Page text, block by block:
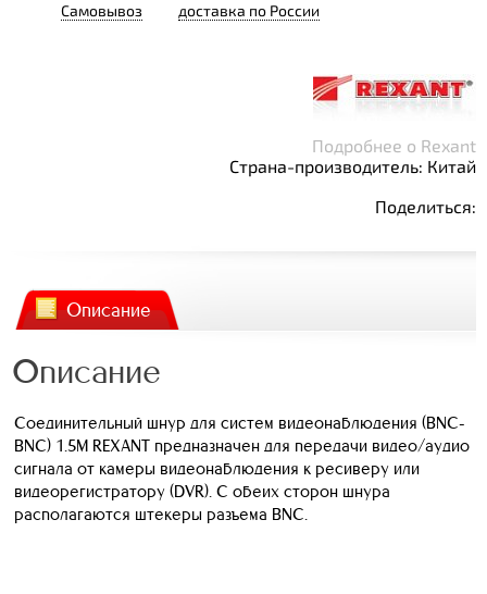
Самовывоз доставка по России
Подробнее о Rexant
Страна-производитель: Китай
Поделиться:
Описание
Описание
Соединительный шнур для систем видеонаблюдения (BNC-
BNC) 1.5М REXANT предназначен для передачи видео/аудио
сигнала от камеры видеонаблюдения к ресиверу или
видеорегистратору (DVR). С обеих сторон шнура
располагаются штекеры разъема BNC.